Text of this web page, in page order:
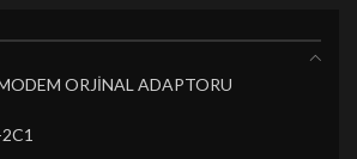
ORJİNAL ADAPTORU